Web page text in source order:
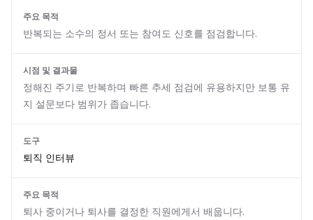
주요 목적
반복되는 소수의 정서 또는 참여도 신호를 점검합니다.
시점 및 결과물
정해진 주기로 반복하며 빠른 추세 점검에 유용하지만 보통 유
지 설문보다 범위가 좁습니다.
도구
퇴직 인터뷰
주요 목적
퇴사 중이거나 퇴사를 결정한 직원에게서 배웁니다.